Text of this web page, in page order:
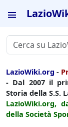
LazioWiki.org -
- Dal 2007 il
Storia della S.S.
LazioWiki.org,
della Società